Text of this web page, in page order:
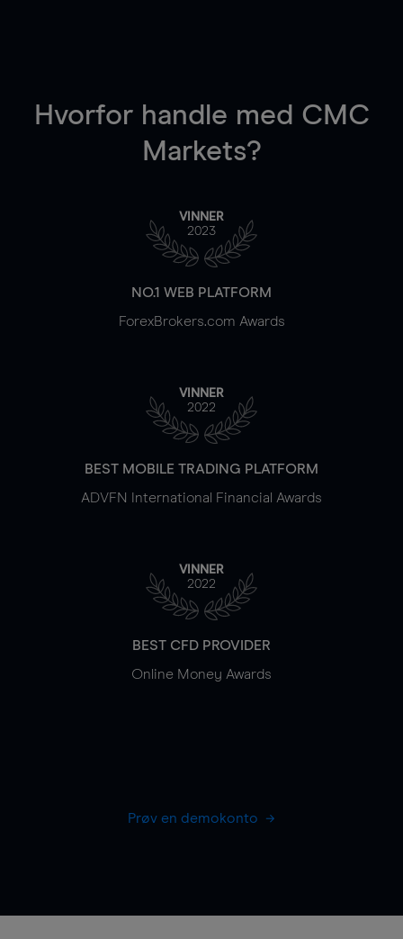
Hvorfor handle med CMC
Markets?
VINNER
2023
NO.1 WEB PLATFORM
ForexBrokers.com Awards
VINNER
2022
BEST MOBILE TRADING PLATFORM
ADVFN International Financial Awards
VINNER
2022
BEST CFD PROVIDER
Online Money Awards
Prøv en demokonto